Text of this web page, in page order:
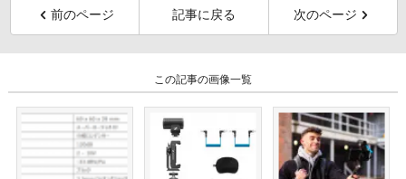
前のページ 記事に戻る 次のページ
この記事の画像一覧